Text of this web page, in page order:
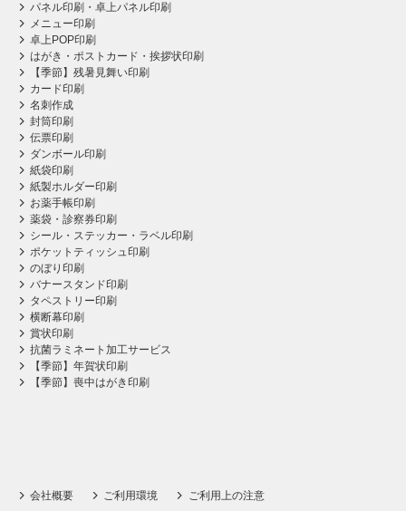
パネル印刷・卓上パネル印刷
メニュー印刷
卓上POP印刷
はがき・ポストカード・挨拶状印刷
【季節】残暑見舞い印刷
カード印刷
名刺作成
封筒印刷
伝票印刷
ダンボール印刷
紙袋印刷
紙製ホルダー印刷
お薬手帳印刷
薬袋・診察券印刷
シール・ステッカー・ラベル印刷
ポケットティッシュ印刷
のぼり印刷
バナースタンド印刷
タペストリー印刷
横断幕印刷
賞状印刷
抗菌ラミネート加工サービス
【季節】年賀状印刷
【季節】喪中はがき印刷
会社概要 ご利用環境 ご利用上の注意